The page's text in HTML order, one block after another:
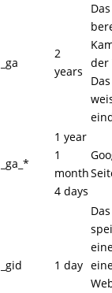
_ga
2
years
der
_ga_*
1 year
1
month
4 days
_gid 1 day